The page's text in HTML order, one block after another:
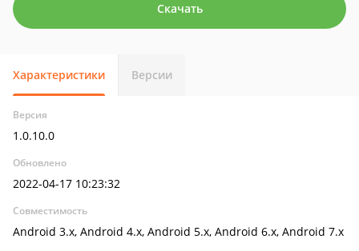
Скачать
Характеристики Версии
Версия
1.0.10.0
Обновлено
2022-04-17 10:23:32
Совместимость
Android 3.x, Android 4.x, Android 5.x, Android 6.x, Android 7.x